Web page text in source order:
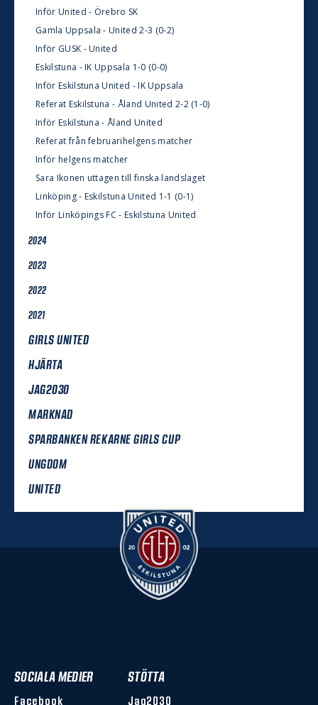
Inför United - Örebro SK
Gamla Uppsala - United 2-3 (0-2)
Inför GUSK - United
Eskilstuna - IK Uppsala 1-0 (0-0)
Inför Eskilstuna United - IK Uppsala
Referat Eskilstuna - Åland United 2-2 (1-0)
Inför Eskilstuna - Åland United
Referat från februarihelgens matcher
Inför helgens matcher
Sara Ikonen uttagen till finska landslaget
Linköping - Eskilstuna United 1-1 (0-1)
Inför Linköpings FC - Eskilstuna United
2024
2023
2022
2021
GIRLS UNITED
HJÄRTA
JAG2030
MARKNAD
SPARBANKEN REKARNE GIRLS CUP
UNGDOM
UNITED
SOCIALA MEDIER
Facebook
STÖTTA
Jag2030